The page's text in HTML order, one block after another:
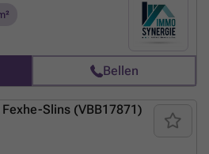
châssis aluminium double vitrage,
par le sol via pompe à chaleur Viesmann,
flux avec récupérateur de chaleur.
au prix de 7000 HTVA. Les frais de
ne sont pas inclus. Plus de
au ### (Les informations
indicatif, la surface habitable est
Bellen